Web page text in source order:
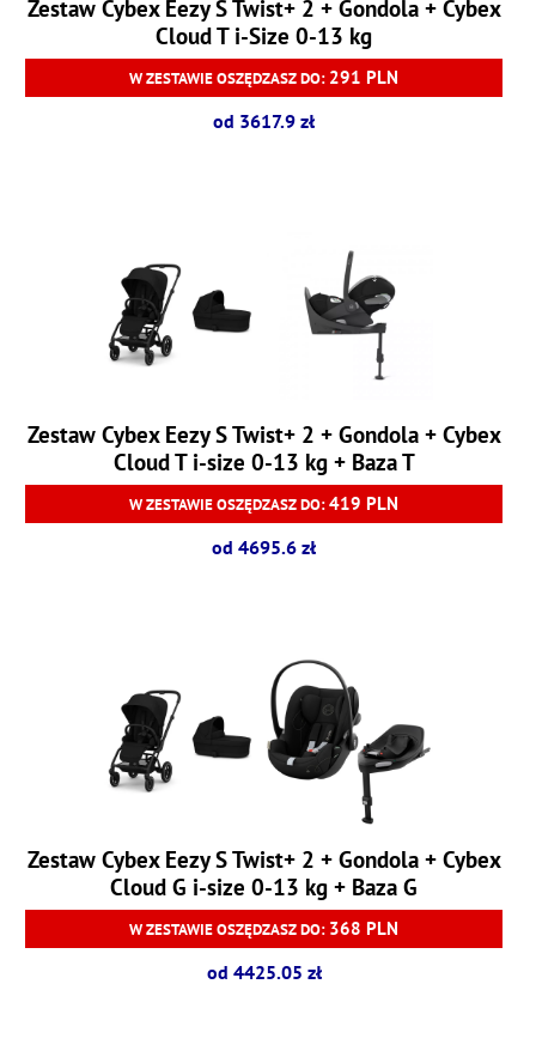
Zestaw Cybex Eezy S Twist+ 2 + Gondola + Cybex
Cloud T i-Size 0-13 kg
W ZESTAWIE OSZĘDZASZ DO: 291 PLN
od 3617.9 zł
Zestaw Cybex Eezy S Twist+ 2 + Gondola + Cybex
Cloud T i-size 0-13 kg + Baza T
W ZESTAWIE OSZĘDZASZ DO:419 PLN
od 4695.6 zł
Zestaw Cybex Eezy S Twist+ 2 + Gondola + Cybex
Cloud G i-size 0-13 kg + Baza G
W ZESTAWIE OSZĘDZASZ DO: 368 PLN
od 4425.05 zł